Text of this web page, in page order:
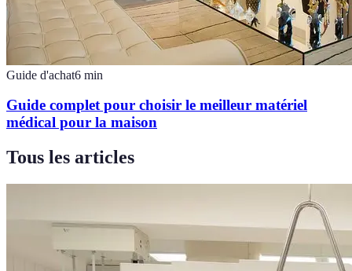
Guide d'achat6 min
Guide complet pour choisir le meilleur matériel
médical pour la maison
Tous les articles